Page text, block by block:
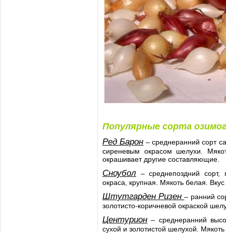
Популярные сорта
Ред Барон – среднеранний сорт
сиреневым окрасом шелухи.
окрашивает другие составляющие.
Сноубол – среднепоздний сорт,
окраса, крупная. Мякоть белая.
Штутгарден Ризен– ранний
золотисто-коричневой окраской
Центурион – среднеранний
сухой и золотистой шелухой.